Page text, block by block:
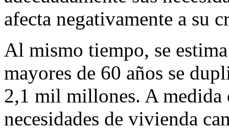
afecta negativamente a su
Al mismo tiempo, se
mayores de 60 años se
2,1 mil millones. A medida
necesidades de vivienda